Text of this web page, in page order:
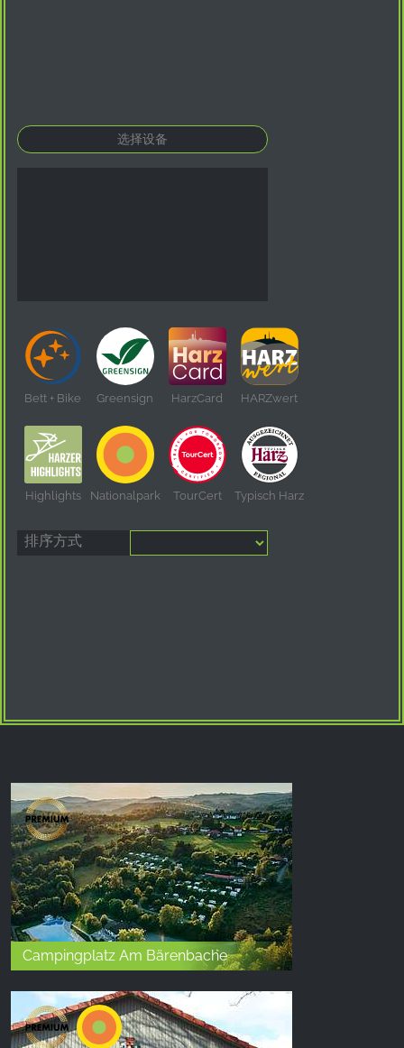
Bett + Bike Greensign HarzCard HARZwert
Highlights Nationalpark TourCert Typisch Harz
排序方式
Campingplatz Am Bärenbache